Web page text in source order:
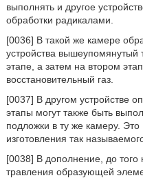
выполнять и другое
обработки радикалами.
[0036] В такой же камере
устройства вышеупомянутый
этапе, а затем на втором
восстановительный газ.
[0037] В другом устройстве
этапы могут также быть
подложки в ту же камеру. Это
изготовления так
[0038] В дополнение, до того
травления образующей